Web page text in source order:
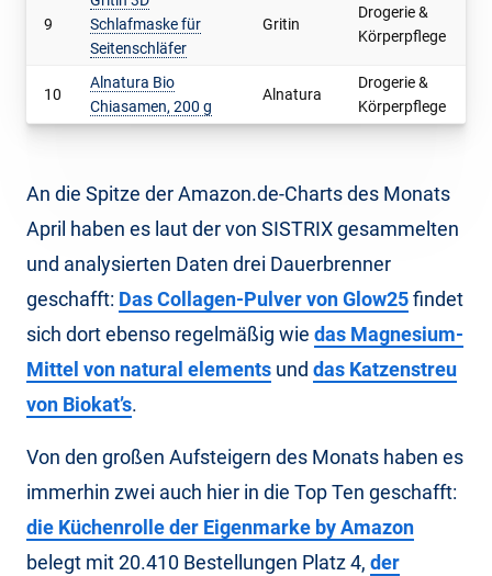
9
Schlafmaske für
Seitenschläfer
Gritin
Drogerie &
Körperpflege
10
Alnatura Bio
Chiasamen, 200 g
Alnatura
Drogerie &
Körperpflege
An die Spitze der Amazon.de-Charts des Monats
April haben es laut der von SISTRIX gesammelten
und analysierten Daten drei Dauerbrenner
geschafft: Das Collagen-Pulver von Glow25findet
sich dort ebenso regelmäßig wie das Magnesium-
Mittel von natural elements und das Katzenstreu
von Biokat’s.
Von den großen Aufsteigern des Monats haben es
immerhin zwei auch hier in die Top Ten geschafft:
die Küchenrolle der Eigenmarke by Amazon
belegt mit 20.410 Bestellungen Platz 4, der